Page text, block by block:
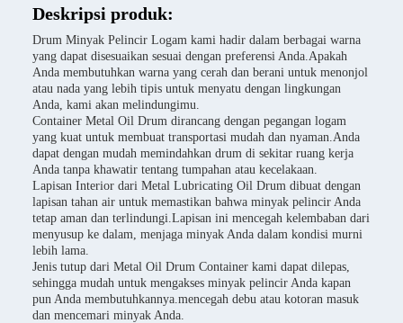
Deskripsi produk:
Drum Minyak Pelincir Logam kami hadir dalam berbagai warna
yang dapat disesuaikan sesuai dengan preferensi Anda.Apakah
Anda membutuhkan warna yang cerah dan berani untuk menonjol
atau nada yang lebih tipis untuk menyatu dengan lingkungan
Anda, kami akan melindungimu.
Container Metal Oil Drum dirancang dengan pegangan logam
yang kuat untuk membuat transportasi mudah dan nyaman.Anda
dapat dengan mudah memindahkan drum di sekitar ruang kerja
Anda tanpa khawatir tentang tumpahan atau kecelakaan.
Lapisan Interior dari Metal Lubricating Oil Drum dibuat dengan
lapisan tahan air untuk memastikan bahwa minyak pelincir Anda
tetap aman dan terlindungi.Lapisan ini mencegah kelembaban dari
menyusup ke dalam, menjaga minyak Anda dalam kondisi murni
lebih lama.
Jenis tutup dari Metal Oil Drum Container kami dapat dilepas,
sehingga mudah untuk mengakses minyak pelincir Anda kapan
pun Anda membutuhkannya.mencegah debu atau kotoran masuk
dan mencemari minyak Anda.